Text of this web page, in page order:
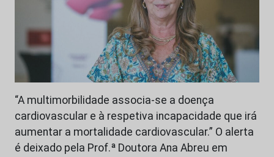
“A multimorbilidade associa-se a doença
cardiovascular e à respetiva incapacidade que irá
aumentar a mortalidade cardiovascular.” O alerta
é deixado pela Prof.ª Doutora Ana Abreu em